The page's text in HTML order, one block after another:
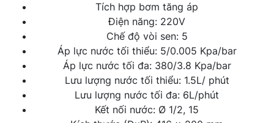
Tích hợp bơm tăng áp
Điện năng: 220V
Chế độ vòi sen: 5
Áp lực nước tối thiểu: 5/0.005 Kpa/bar
Áp lực nước tối đa: 380/3.8 Kpa/bar
Lưu lượng nước tối thiểu: 1.5L/ phút
Lưu lượng nước tối đa: 6L/phút
Kết nối nước: Ø 1/2, 15